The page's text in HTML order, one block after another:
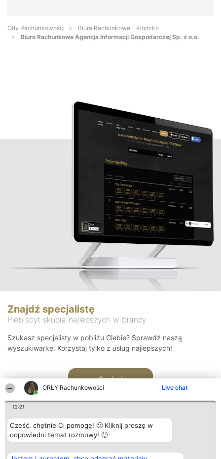
ORŁY Rachunkowości Live chat
12:21
Cześć, chętnie Ci pomogę! 🙂 Kliknij proszę w
odpowiedni temat rozmowy! 🙂
Orły Rachunkowości
Biura Rachunkowe - Kłodzko
Biuro Rachunkowe Agencja Informacji Gospodarczej Sp. z o.o.
Znajdź specjalistę
Plebiscyt skupia najlepszych w branży
Szukasz specjalisty w pobliżu Ciebie? Sprawdź naszą
wyszukiwarkę. Korzystaj tylko z usług najlepszych!
Szukaj
Organizator plebiscytu Plebiscyt Kontakt